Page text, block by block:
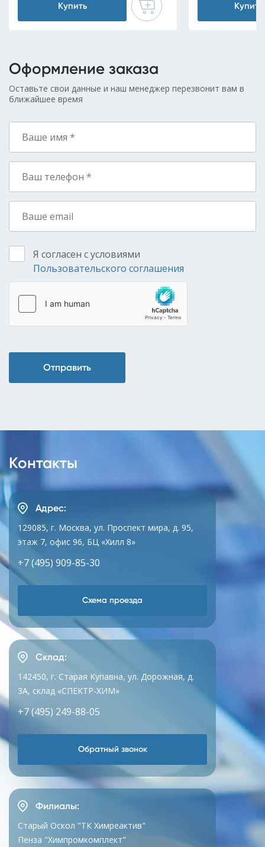
Купить Купить
Оформление заказа
Оставьте свои данные и наш менеджер перезвонит вам в
ближайшее время
Я согласен с условиями
Пользовательского соглашения
Отправить
Контакты
Адрес:
129085, г. Москва, ул. Проспект мира, д. 95,
этаж 7, офис 96, БЦ «Хилл 8»
+7 (495) 909-85-30
Схема проезда
Склад:
142450, г. Старая Купавна, ул. Дорожная, д.
3А, склад «СПЕКТР-ХИМ»
+7 (495) 249-88-05
Обратный звонок
Филиалы:
Старый Оскол "ТК Химреактив"
Пенза "Химпромкомплект"